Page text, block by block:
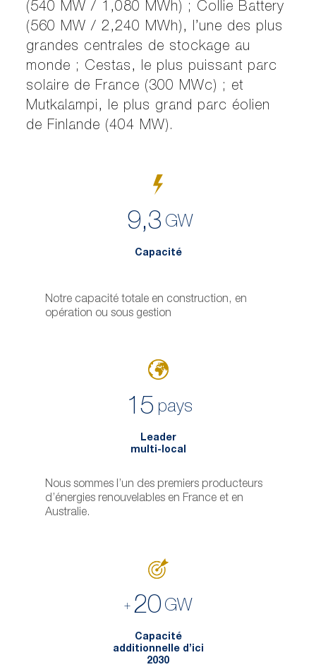
(540 MW / 1,080 MWh) ; Collie Battery
(560 MW / 2,240 MWh), l’une des plus
grandes centrales de stockage au
monde ; Cestas, le plus puissant parc
solaire de France (300 MWc) ; et
Mutkalampi, le plus grand parc éolien
de Finlande (404 MW).
9,3 GW
Capacité
Notre capacité totale en construction, en
opération ou sous gestion
15 pays
Leader
multi-local
Nous sommes l’un des premiers producteurs
d’énergies renouvelables en France et en
Australie.
+ 20 GW
Capacité
additionnelle d’ici
2030